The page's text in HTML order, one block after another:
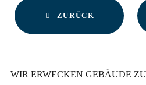
ZURÜCK
WIR ERWECKEN GEBÄUDE